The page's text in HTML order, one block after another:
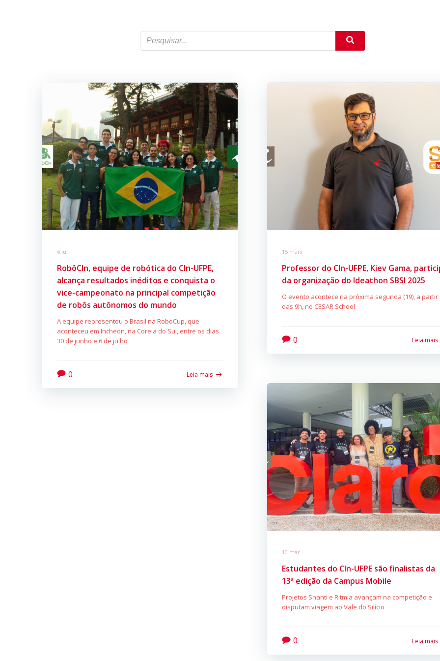
6 jul
RobôCIn, equipe de robótica do CIn-UFPE,
alcança resultados inéditos e conquista o
vice-campeonato na principal competição
de robôs autônomos do mundo
A equipe representou o Brasil na RoboCup, que
aconteceu em Incheon, na Coreia do Sul, entre os dias
30 de junho e 6 de julho
0 Leia mais
15 maio
Professor do CIn-UFPE, Kiev Gama,
da organização do Ideathon SBSI 2025
O evento acontece na próxima segunda (19), a partir
das 9h, no CESAR School
0 Leia mais
10 mar
Estudantes do CIn-UFPE são finalistas da
13ª edição da Campus Mobile
Projetos Shanti e Ritmia avançam na competição e
disputam viagem ao Vale do Silício
0 Leia mais